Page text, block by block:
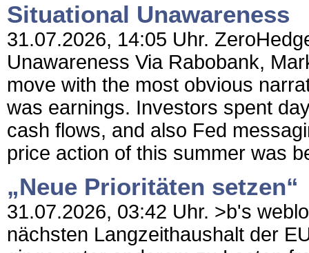
Situational Unawareness
31.07.2026, 14:05 Uhr.
Unawareness Via Rabobank,
move with the most obvious
was earnings. Investors spent
cash flows, and also Fed
price action of this summer was
„Neue Prioritäten setzen“
31.07.2026, 03:42 Uhr. >b's
nächsten Langzeithaushalt der